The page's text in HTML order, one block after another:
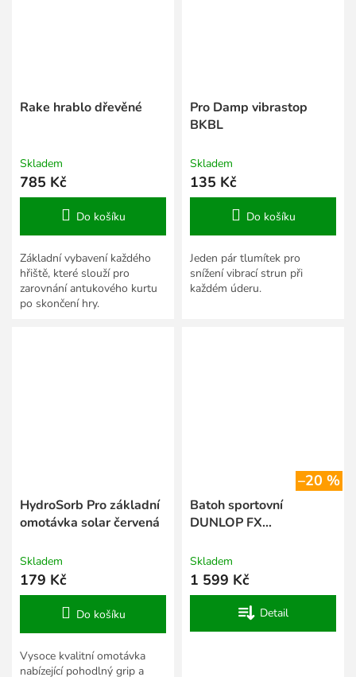
Rake hrablo dřevěné
Skladem
785 Kč
Do košíku
Základní vybavení každého
hřiště, které slouží pro
zarovnání antukového kurtu
po skončení hry.
Pro Damp vibrastop
BKBL
Skladem
135 Kč
Do košíku
Jeden pár tlumítek pro
snížení vibrací strun při
každém úderu.
HydroSorb Pro základní
omotávka solar červená
Skladem
179 Kč
Do košíku
Vysoce kvalitní omotávka
nabízející pohodlný grip a
–20 %
Batoh sportovní
DUNLOP FX
Pack '26
Skladem
1 599 Kč
Detail